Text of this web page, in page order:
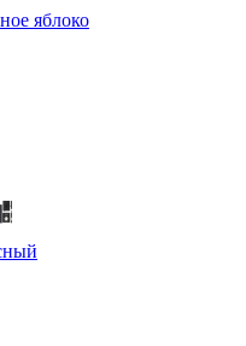
яблоко